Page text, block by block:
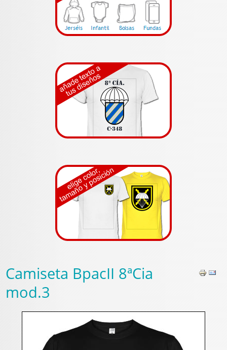
Camiseta BpacII 8ªCia
mod.3